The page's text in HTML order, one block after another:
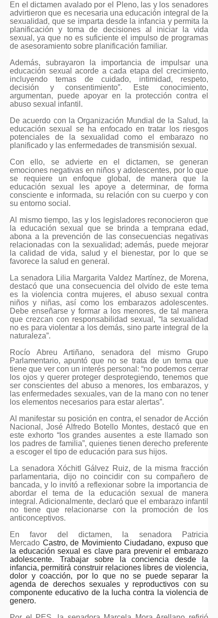
En el dictamen avalado por el Pleno, las y los senadores
advirtieron que es necesaria una educación integral de la
sexualidad, que se imparta desde la infancia y permita la
planificación y toma de decisiones al iniciar la vida
sexual, ya que no es suficiente el impulso de programas
de asesoramiento sobre planificación familiar.
Además, subrayaron la importancia de impulsar una
educación sexual acorde a cada etapa del crecimiento,
incluyendo temas de cuidado, intimidad, respeto,
decisión y consentimiento”. Este conocimiento,
argumentan, puede apoyar en la protección contra el
abuso sexual infantil.
De acuerdo con la Organización Mundial de la Salud, la
educación sexual se ha enfocado en tratar los riesgos
potenciales de la sexualidad como el embarazo no
planificado y las enfermedades de transmisión sexual.
Con ello, se advierte en el dictamen, se generan
emociones negativas en niños y adolescentes, por lo que
se requiere un enfoque global, de manera que la
educación sexual les apoye a determinar, de forma
consciente e informada, su relación con su cuerpo y con
su entorno social.
Al mismo tiempo, las y los legisladores reconocieron que
la educación sexual que se brinda a temprana edad,
abona a la prevención de las consecuencias negativas
relacionadas con la sexualidad; además, puede mejorar
la calidad de vida, salud y el bienestar, por lo que se
favorece la salud en general.
La senadora Lilia Margarita Valdez Martínez, de Morena,
destacó que una consecuencia del olvido de este tema
es la violencia contra mujeres, el abuso sexual contra
niños y niñas, así como los embarazos adolescentes.
Debe enseñarse y formar a los menores, de tal manera
que crezcan con responsabilidad sexual, “la sexualidad
no es para violentar a los demás, sino parte integral de la
naturaleza”.
Rocío Abreu Artiñano, senadora del mismo Grupo
Parlamentario, apuntó que no se trata de un tema que
tiene que ver con un interés personal: “no podemos cerrar
los ojos y querer proteger desprotegiendo, tenemos que
ser conscientes del abuso a menores, los embarazos, y
las enfermedades sexuales, van de la mano con no tener
los elementos necesarios para estar alertas”.
Al manifestar su posición en contra, el senador de Acción
Nacional, José Alfredo Botello Montes, destacó que en
este exhorto “los grandes ausentes a este llamado son
los padres de familia”, quienes tienen derecho preferente
a escoger el tipo de educación para sus hijos.
La senadora Xóchitl Gálvez Ruiz, de la misma fracción
parlamentaria, dijo no coincidir con su compañero de
bancada, y lo invitó a reflexionar sobre la importancia de
abordar el tema de la educación sexual de manera
integral. Adicionalmente, declaró que el embarazo infantil
no tiene que relacionarse con la promoción de los
anticonceptivos.
En favor del dictamen, la senadora Patricia
Mercado Castro, de Movimiento Ciudadano, expuso que
la educación sexual es clave para prevenir el embarazo
adolescente. Trabajar sobre la conciencia desde la
infancia, permitirá construir relaciones libres de violencia,
dolor y coacción, por lo que no se puede separar la
agenda de derechos sexuales y reproductivos con su
componente educativo de la lucha contra la violencia de
genero.